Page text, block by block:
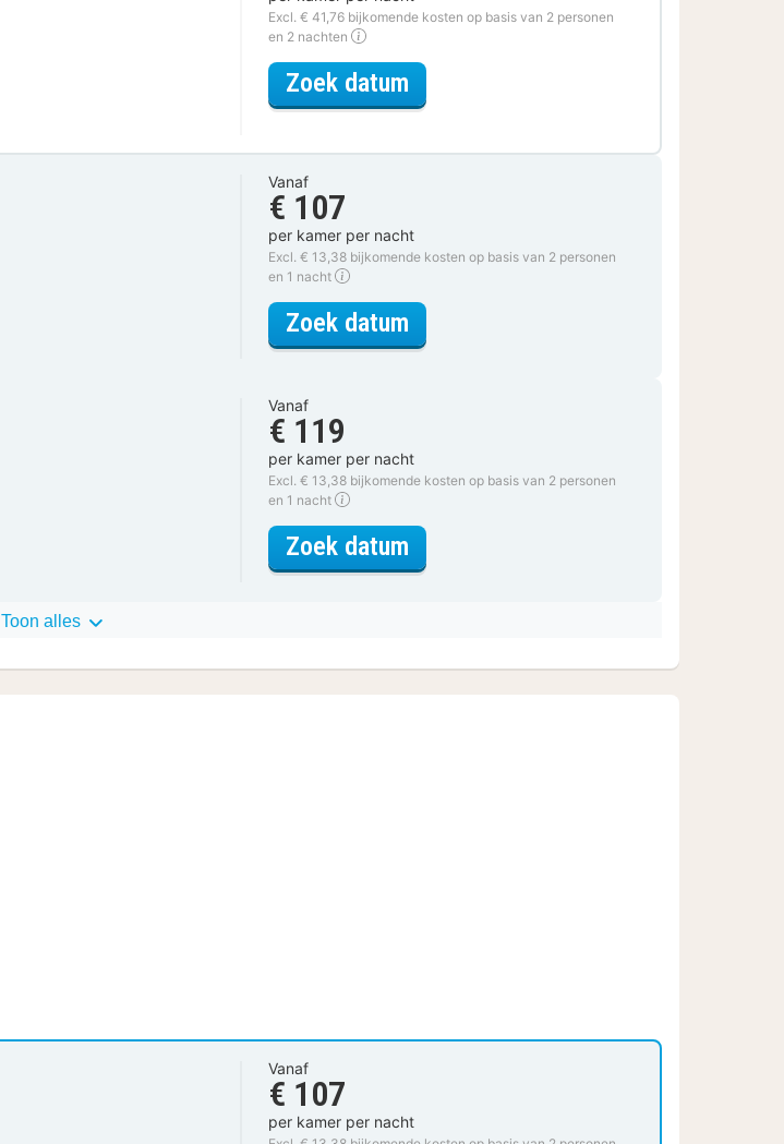
Excl. € 41,76 bijkomende kosten op basis van 2 personen
en 2 nachten
Zoek datum
Vanaf
€ 107
per kamer per nacht
Excl. € 13,38 bijkomende kosten op basis van 2 personen
en 1 nacht
Zoek datum
Vanaf
€ 119
per kamer per nacht
Excl. € 13,38 bijkomende kosten op basis van 2 personen
en 1 nacht
Zoek datum
Toon alles
Vanaf
€ 107
per kamer per nacht